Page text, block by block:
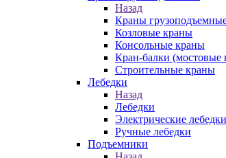
Назад
Краны
Козловые краны
Консольные краны
Кран-балки (мостовые
Строительные краны
Лебедки
Назад
Лебедки
Электрические лебедки
Ручные лебедки
Подъемники